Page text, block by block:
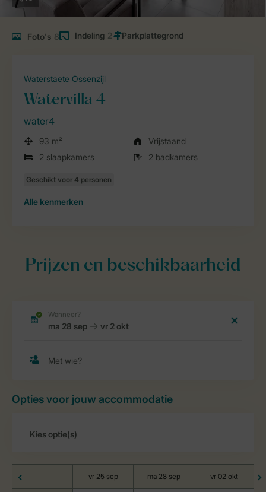
Foto's 8 Indeling 2
Waterstaete Ossenzijl
Watervilla 4
water4
93 m²
Vrijstaand
2 slaapkamers
2 badkamers
Alle kenmerken
Prijzen en beschikbaarheid
Opties voor jouw accommodatie
vr 25 sep ma 28 sep vr 02 okt